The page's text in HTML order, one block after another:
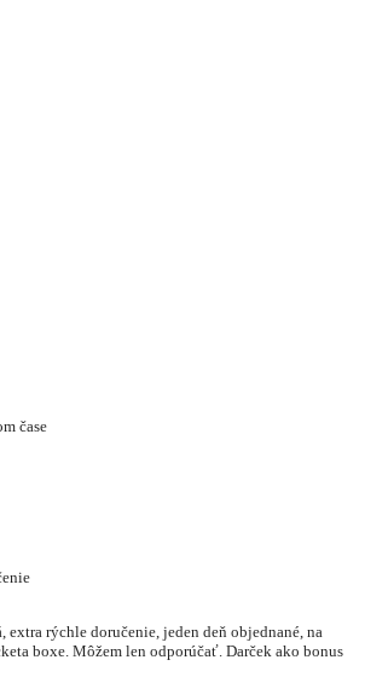
čase
extra rýchle doručenie, jeden deň objednané, na
boxe. Môžem len odporúčať. Darček ako bonus